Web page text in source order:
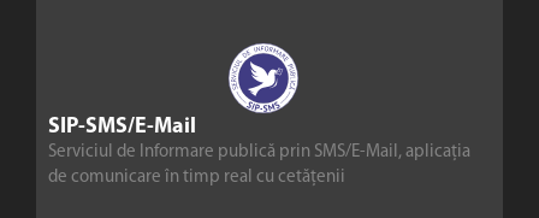
SIP-SMS/E-Mail
Serviciul de Informare publică prin SMS/E-Mail, aplicația
de comunicare în timp real cu cetățenii